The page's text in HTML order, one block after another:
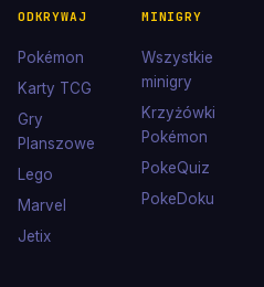
ODKRYWAJ
Pokémon
Karty TCG
Gry
Planszowe
Lego
Marvel
Jetix
MINIGRY
Wszystkie
minigry
Krzyżówki
Pokémon
PokeQuiz
PokeDoku